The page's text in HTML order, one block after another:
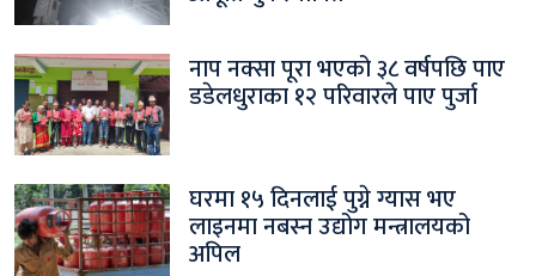
नाप नक्सा पूरा भएको ३८ वर्षपछि पाए
डडेलधुराका १२ परिवारले पाए पुर्जा
घरमा १५ दिनलाई पुग्ने ग्यास भए
लाइनमा नबस्न उद्योग मन्त्रालयको
अपिल